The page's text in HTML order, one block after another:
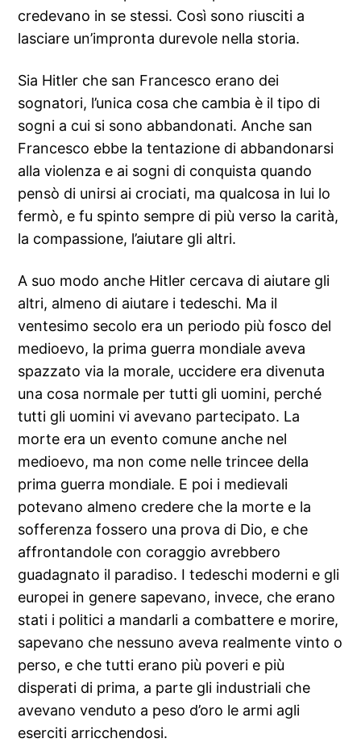
credevano in se stessi. Così sono riusciti a
lasciare un’impronta durevole nella storia.
Sia Hitler che san Francesco erano dei
sognatori, l’unica cosa che cambia è il tipo di
sogni a cui si sono abbandonati. Anche san
Francesco ebbe la tentazione di abbandonarsi
alla violenza e ai sogni di conquista quando
pensò di unirsi ai crociati, ma qualcosa in lui lo
fermò, e fu spinto sempre di più verso la carità,
la compassione, l’aiutare gli altri.
A suo modo anche Hitler cercava di aiutare gli
altri, almeno di aiutare i tedeschi. Ma il
ventesimo secolo era un periodo più fosco del
medioevo, la prima guerra mondiale aveva
spazzato via la morale, uccidere era divenuta
una cosa normale per tutti gli uomini, perché
tutti gli uomini vi avevano partecipato. La
morte era un evento comune anche nel
medioevo, ma non come nelle trincee della
prima guerra mondiale. E poi i medievali
potevano almeno credere che la morte e la
sofferenza fossero una prova di Dio, e che
affrontandole con coraggio avrebbero
guadagnato il paradiso. I tedeschi moderni e gli
europei in genere sapevano, invece, che erano
stati i politici a mandarli a combattere e morire,
sapevano che nessuno aveva realmente vinto o
perso, e che tutti erano più poveri e più
disperati di prima, a parte gli industriali che
avevano venduto a peso d’oro le armi agli
eserciti arricchendosi.